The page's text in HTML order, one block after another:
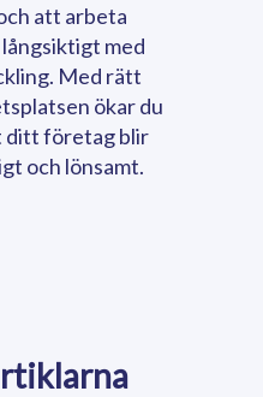
att arbeta
med
Med rätt
ökar du
ditt företag blir
och lönsamt.